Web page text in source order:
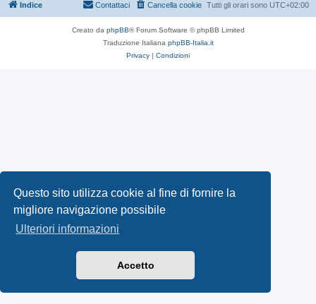
Questo sito utilizza cookie al fine di fornire la
migliore navigazione possibile
Ulteriori informazioni
Accetto
Indice Tutti gli orari sono UTC+02:00
Cancella cookie
Contattaci
Creato da phpBB® Forum Software © phpBB Limited
Traduzione Italiana phpBB-Italia.it
Privacy | Condizioni